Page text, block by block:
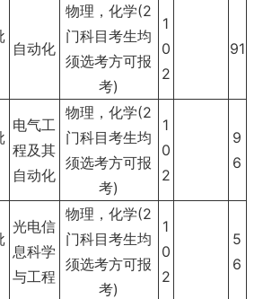
自动化
物理，化学(2
门科目考生均
须选考方可报
考)
1
0
2
91
电气工
程及其
自动化
物理，化学(2
门科目考生均
须选考方可报
考)
1
0
2
9
6
光电信
息科学
与工程
物理，化学(2
门科目考生均
须选考方可报
考)
1
0
2
5
6